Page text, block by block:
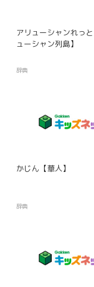
アリューシャンれっ
ューシャン列島】
辞典
かじん【華人】
辞典